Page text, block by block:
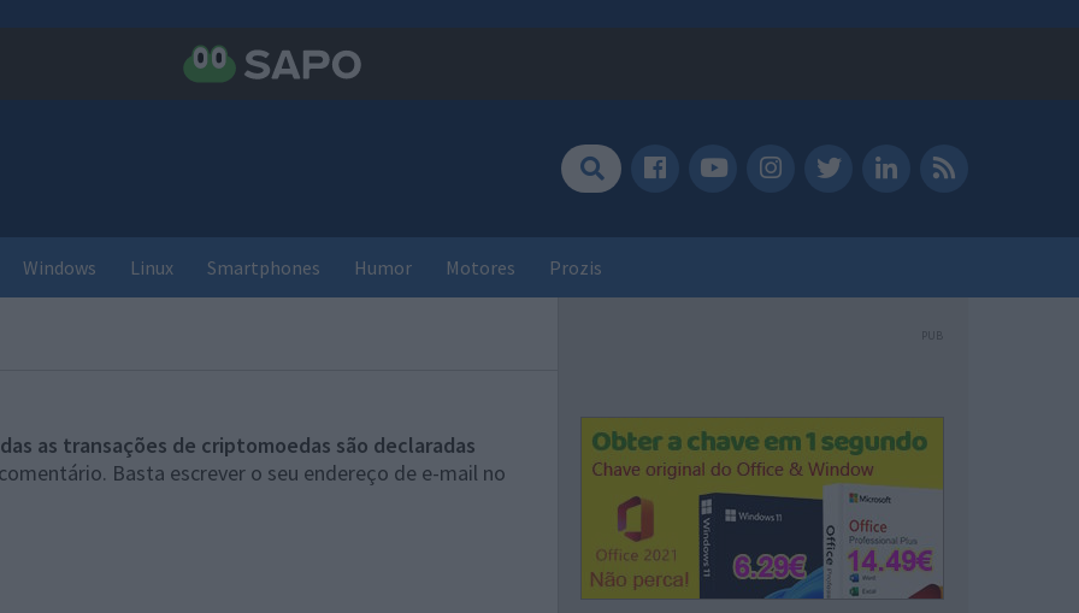
Windows Linux Smartphones Humor Motores Prozis
as transações de criptomoedas são declaradas
Basta escrever o seu endereço de e-mail no
PUB